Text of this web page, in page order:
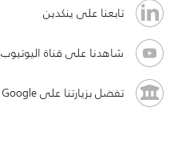
تابعنا على ينكدين
شاهدنا على قناة اليوتيوب
تفضل بزيارتنا على Google للفنون والثقافة